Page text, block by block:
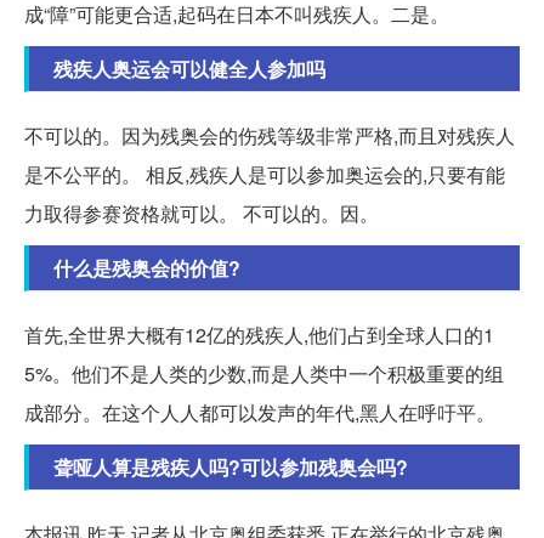
成“障”可能更合适,起码在日本不叫残疾人。二是。
残疾人奥运会可以健全人参加吗
不可以的。因为残奥会的伤残等级非常严格,而且对残疾人
是不公平的。 相反,残疾人是可以参加奥运会的,只要有能
力取得参赛资格就可以。 不可以的。因。
什么是残奥会的价值?
首先,全世界大概有12亿的残疾人,他们占到全球人口的1
5%。他们不是人类的少数,而是人类中一个积极重要的组
成部分。在这个人人都可以发声的年代,黑人在呼吁平。
聋哑人算是残疾人吗?可以参加残奥会吗?